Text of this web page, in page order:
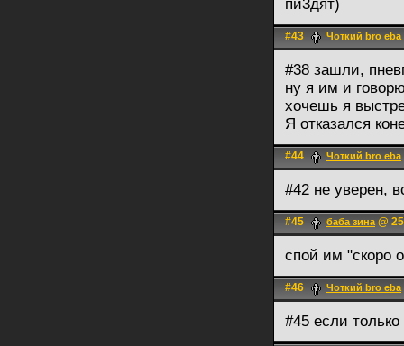
пи3дят)
#43 Чоткий bro eba
#38 зашли,
ну я им и
хочешь я
Я отказался
#44 Чоткий bro eba
#42 не уверен,
#45 баба зина@
спой им "скоро
#46 Чоткий bro eba
#45 если